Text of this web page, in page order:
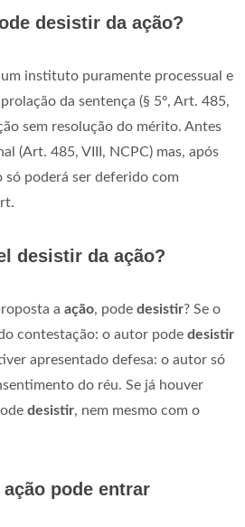
desistir da ação?
instituto puramente processual e
da sentença (§ 5º, Art. 485,
sem resolução do mérito. Antes
(Art. 485, VIII, NCPC) mas, após
poderá ser deferido com
desistir da ação?
a ação, pode desistir? Se o
contestação: o autor pode desistir
apresentado defesa: o autor só
do réu. Se já houver
desistir, nem mesmo com o
pode entrar